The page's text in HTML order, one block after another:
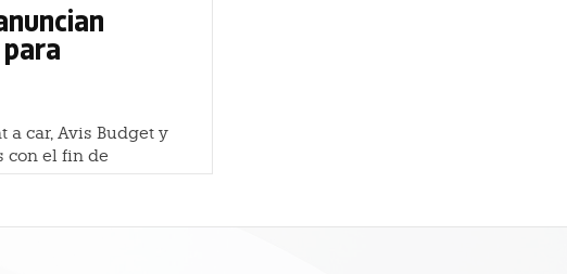
a car, Avis Budget y
con el fin de